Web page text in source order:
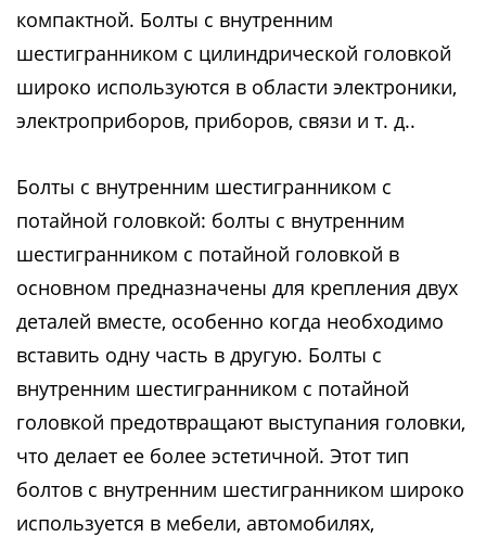
компактной. Болты с внутренним
шестигранником с цилиндрической головкой
широко используются в области электроники,
электроприборов, приборов, связи и т. д..
Болты с внутренним шестигранником с
потайной головкой: болты с внутренним
шестигранником с потайной головкой в
основном предназначены для крепления двух
деталей вместе, особенно когда необходимо
вставить одну часть в другую. Болты с
внутренним шестигранником с потайной
головкой предотвращают выступания головки,
что делает ее более эстетичной. Этот тип
болтов с внутренним шестигранником широко
используется в мебели, автомобилях,